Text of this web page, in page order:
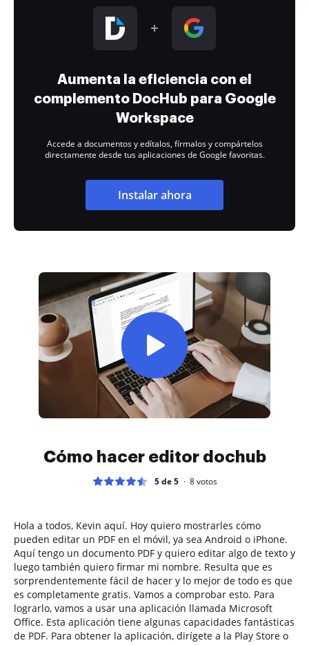
Aumenta la eficiencia con el
complemento DocHub para Google
Workspace
Accede a documentos y edítalos, fírmalos y compártelos
directamente desde tus aplicaciones de Google favoritas.
Instalar ahora
Cómo hacer editor dochub
5 de 5 8votos
Hola a todos, Kevin aquí. Hoy quiero mostrarles cómo
pueden editar un PDF en el móvil, ya sea Android o iPhone.
Aquí tengo un documento PDF y quiero editar algo de texto y
luego también quiero firmar mi nombre. Resulta que es
sorprendentemente fácil de hacer y lo mejor de todo es que
es completamente gratis. Vamos a comprobar esto. Para
lograrlo, vamos a usar una aplicación llamada Microsoft
Office. Esta aplicación tiene algunas capacidades fantásticas
de PDF. Para obtener la aplicación, dirígete a la Play Store o